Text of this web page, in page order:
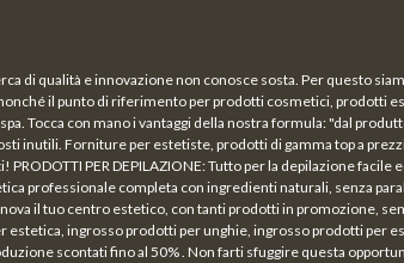
di qualità e innovazione non conosce sosta. Per questo
il punto di riferimento per prodotti cosmetici, prodotti
Tocca con mano i vantaggi della nostra formula: "dal
inutili. Forniture per estetiste, prodotti di gamma top a
PER DEPILAZIONE: Tutto per la depilazione facile
professionale completa con ingredienti naturali, senza
il tuo centro estetico, con tanti prodotti in promozione,
estetica, ingrosso prodotti per unghie, ingrosso prodotti per
scontati fino al 50% . Non farti sfuggire questa